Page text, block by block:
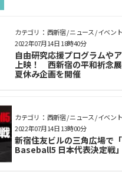
カテゴリ： 西新宿 / ニュース / イベント
自由研究応援プログラムや
上映！ 西新宿の平和祈念
夏休み企画を開催
2022年07月14日 18時40分
カテゴリ： 西新宿 / ニュース / イベント
新宿住友ビルの三角広場で
Baseball5 日本代表決定戦
2022年07月14日 13時00分